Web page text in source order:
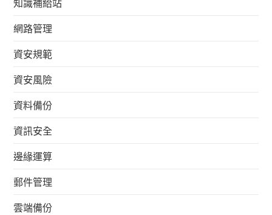
網路管理
資安規範
資安風險
資料備份
資訊安全
邊緣運算
郵件管理
雲端備份